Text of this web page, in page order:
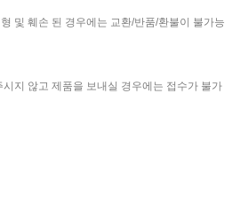
및 훼손 된 경우에는 교환/반품/환불이 불가능
지 않고 제품을 보내실 경우에는 접수가 불가